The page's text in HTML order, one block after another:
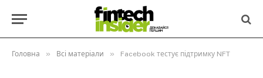
Головна » Всі матеріали » Facebook тестує підтримку NFT